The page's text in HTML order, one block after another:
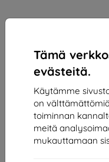
Tämä
evästeitä.
Käytämme
on
toiminnan
meitä
mukauttamaan
3mk Silky Matt Pro
Phone 9/9 Pro
Asus ROG Phone 9